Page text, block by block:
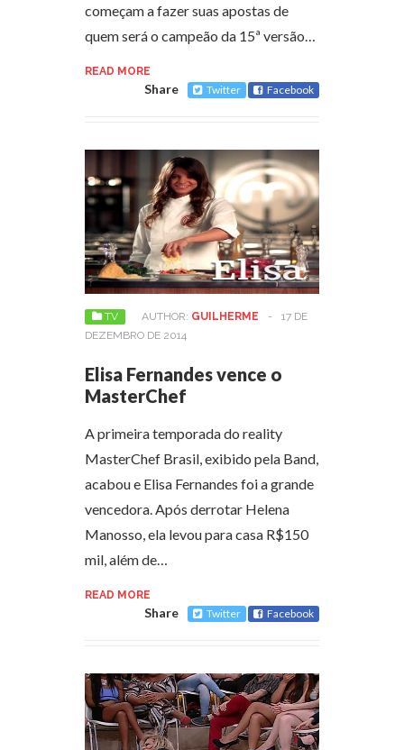
começam a fazer suas apostas de
quem será o campeão da 15ª versão…
READ MORE
Share Twitter Facebook
TV AUTHOR: GUILHERME -
17 DE
DEZEMBRO DE 2014
Elisa Fernandes vence o
MasterChef
A primeira temporada do reality
MasterChef Brasil, exibido pela Band,
acabou e Elisa Fernandes foi a grande
vencedora. Após derrotar Helena
Manosso, ela levou para casa R$150
mil, além de…
READ MORE
Share Twitter Facebook